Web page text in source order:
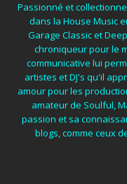
Passionné et
dans la House Music
Garage Classic et
chroniqueur pour le
communicative lui
artistes et DJ's qu'il
amour pour les
amateur de Soulful,
passion et sa
blogs, comme ceux